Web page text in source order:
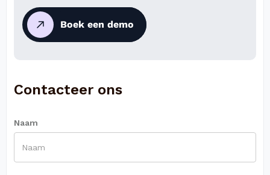
Boek een demo
Contacteer ons
Naam